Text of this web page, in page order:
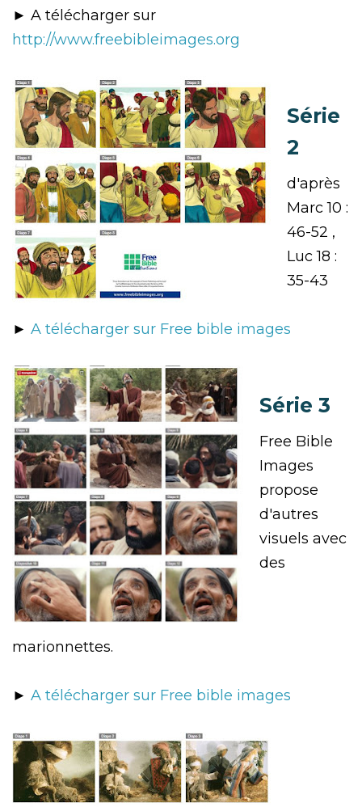
► A télécharger sur
http://www.freebibleimages.org
Série
2
d'après
Marc 10 :
46-52 ,
Luc 18 :
35-43
► A télécharger sur Free bible images
Série 3
Free Bible
Images
propose
d'autres
visuels avec
des
marionnettes.
► A télécharger sur Free bible images